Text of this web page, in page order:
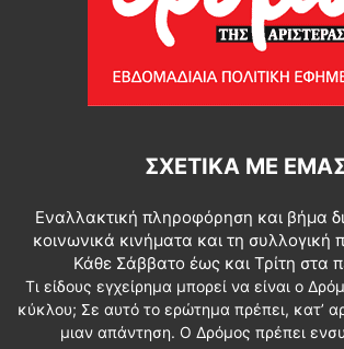
ΣΧΕΤΙΚΆ ΜΕ
Εναλλακτική πληροφόρηση και βήμα
κοινωνικά κινήματα και τη συλλογική
Κάθε Σάββατο έως και Τρίτη στα
Τι είδους εγχείρημα μπορεί να είναι ο
κύκλου; Σε αυτό το ερώτημα πρέπει, κατ’
μιαν απάντηση. Ο Δρόμος πρέπει